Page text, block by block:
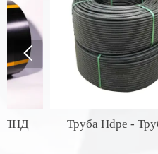
Труба Hdpe - Труба в
